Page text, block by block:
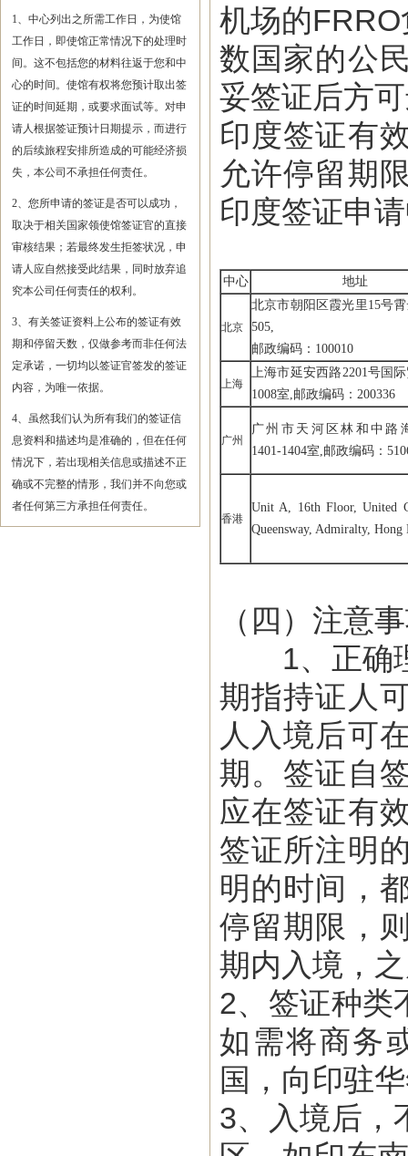
1、中心列出之所需工作日，为使馆
工作日，即使馆正常情况下的处理时
间。这不包括您的材料往返于您和中
心的时间。使馆有权将您预计取出签
证的时间延期，或要求面试等。对申
请人根据签证预计日期提示，而进行
的后续旅程安排所造成的可能经济损
失，本公司不承担任何责任。
2、您所申请的签证是否可以成功，
取决于相关国家领使馆签证官的直接
审核结果；若最终发生拒签状况，申
请人应自然接受此结果，同时放弃追
究本公司任何责任的权利。
3、有关签证资料上公布的签证有效
期和停留天数，仅做参考而非任何法
定承诺，一切均以签证官签发的签证
内容，为唯一依据。
4、虽然我们认为所有我们的签证信
息资料和描述均是准确的，但在任何
情况下，若出现相关信息或描述不正
确或不完整的情形，我们并不向您或
者任何第三方承担任何责任。
机场的
数国家的公
妥签证后方
印度签证有
允许停留期
印度签证申
中心 地址
北京
北京市朝阳区霞光里15号
505,
邮政编码：100010
上海
上海市延安西路2201号国
1008室,邮政编码：200336
广州
广州市天河区林和中路
1401-1404室,邮政编码：
香港
Unit A, 16th Floor, United
Queensway, Admiralty, Hong
（四）注意
1、正确理
期指持证人
人入境后可
期。签证自
应在签证有
签证所注明
明的时间，
停留期限，
期内入境，
2、签证种类
如需将商务
国，向印驻
3、
入境后，